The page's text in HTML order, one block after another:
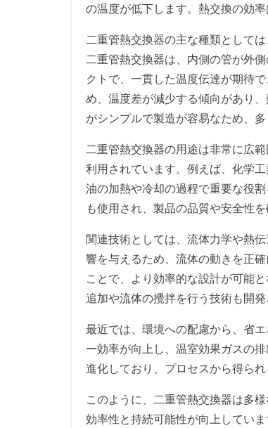
の温度が低下します。熱交換の効
二重管熱交換器の主な種類として
二重管熱交換器は、内側の管が外
クトで、一貫した温度伝達が期待
め、温度差が減少する傾向があり
がシンプルで製造が容易なため、
二重管熱交換器の用途は非常に広
利用されています。例えば、化学
油の加熱や冷却の過程で重要な役
も使用され、製品の品質や安全性
関連技術としては、流体力学や熱
響を与えるため、流体の動きを正
ことで、より効率的な設計が可能
追加や流体の攪拌を行う技術も開発
最近では、環境への配慮から、省
ー効率が向上し、温室効果ガスの
進化しており、プロセスから得ら
このように、二重管熱交換器は多
効率性と持続可能性が向上してい